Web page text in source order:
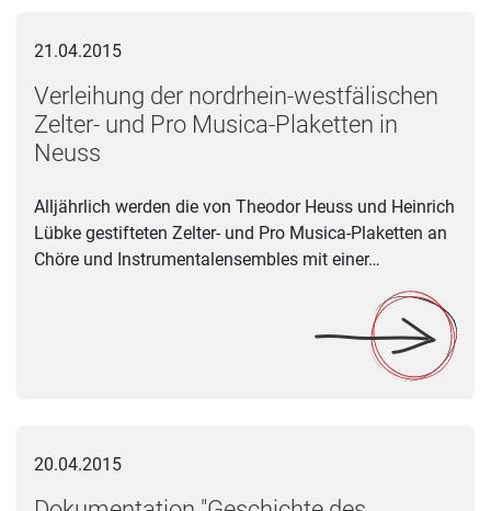
21.04.2015
Verleihung der nordrhein-westfälischen
Zelter- und Pro Musica-Plaketten in
Neuss
Alljährlich werden die von Theodor Heuss und Heinrich
Lübke gestifteten Zelter- und Pro Musica-Plaketten an
Chöre und Instrumentalensembles mit einer…
20.04.2015